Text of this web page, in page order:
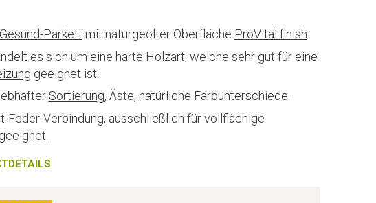
Gesund-Parkett mit naturgeölter Oberfläche ProVital finish
es sich um eine harte Holzart, welche sehr gut für eine
geeignet ist.
Sortierung, Äste, natürliche Farbunterschiede.
Feder-Verbindung, ausschließlich für vollflächige